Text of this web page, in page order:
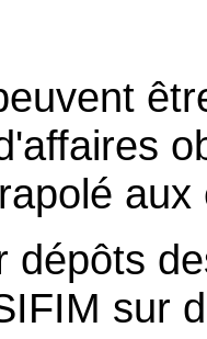
dépôts
sur